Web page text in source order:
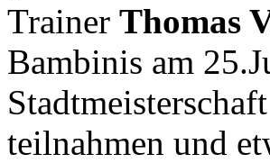
Trainer Thomas
Bambinis am
teilnahmen und